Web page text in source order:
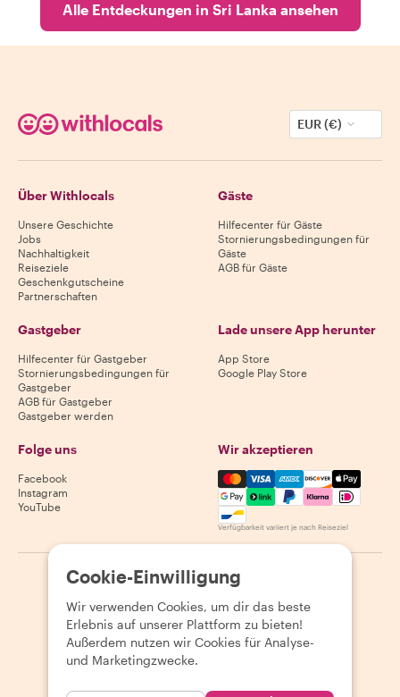
Alle Entdeckungen in Sri Lanka ansehen
EUR (€)
Über Withlocals
Unsere Geschichte
Jobs
Nachhaltigkeit
Reiseziele
Geschenkgutscheine
Partnerschaften
Gäste
Hilfecenter für Gäste
Stornierungsbedingungen für
Gäste
AGB für Gäste
Gastgeber
Hilfecenter für Gastgeber
Stornierungsbedingungen für
Gastgeber
AGB für Gastgeber
Gastgeber werden
Lade unsere App herunter
App Store
Google Play Store
Folge uns
Facebook
Instagram
YouTube
Wir akzeptieren
Mastercard, Visa, Amex,
Verfügbarkeit variiert je nach Reiseziel
2026 Withlocals.com | Datenschutzerklärung
Seitenübersicht
Cookie-Einwilligung
Wir verwenden Cookies, um dir das beste
Erlebnis auf unserer Plattform zu bieten!
Außerdem nutzen wir Cookies für Analyse-
und Marketingzwecke.